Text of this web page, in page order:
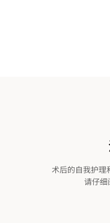
术后的自我护理
请仔细